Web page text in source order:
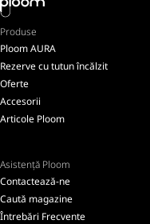
Produse
Ploom AURA
Rezerve cu tutun încălzit
Oferte
Accesorii
Articole Ploom
Asistență Ploom
Contactează-ne
Caută magazine
Întrebări Frecvente